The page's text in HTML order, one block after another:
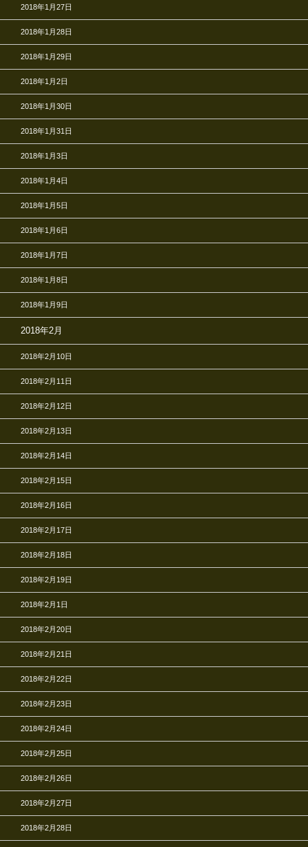
2018年1月27日
2018年1月28日
2018年1月29日
2018年1月2日
2018年1月30日
2018年1月31日
2018年1月3日
2018年1月4日
2018年1月5日
2018年1月6日
2018年1月7日
2018年1月8日
2018年1月9日
2018年2月
2018年2月10日
2018年2月11日
2018年2月12日
2018年2月13日
2018年2月14日
2018年2月15日
2018年2月16日
2018年2月17日
2018年2月18日
2018年2月19日
2018年2月1日
2018年2月20日
2018年2月21日
2018年2月22日
2018年2月23日
2018年2月24日
2018年2月25日
2018年2月26日
2018年2月27日
2018年2月28日